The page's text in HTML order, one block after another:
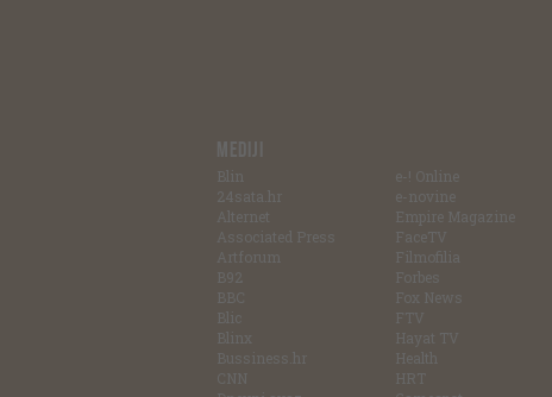
MEDIJI
Blin
24sata.hr
Alternet
Associated Press
Artforum
B92
BBC
Blic
Blinx
Bussiness.hr
CNN
e-! Online
e-novine
Empire Magazine
FaceTV
Filmofilia
Forbes
Fox News
FTV
Hayat TV
Health
HRT